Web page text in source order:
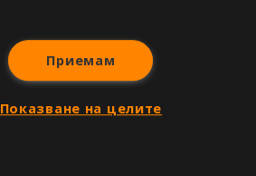
Приемам
Показване на целите